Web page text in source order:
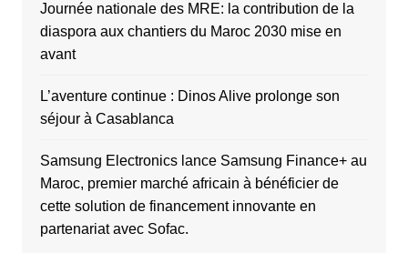
Journée nationale des MRE: la contribution de la
diaspora aux chantiers du Maroc 2030 mise en
avant
L’aventure continue : Dinos Alive prolonge son
séjour à Casablanca
Samsung Electronics lance Samsung Finance+ au
Maroc, premier marché africain à bénéficier de
cette solution de financement innovante en
partenariat avec Sofac.